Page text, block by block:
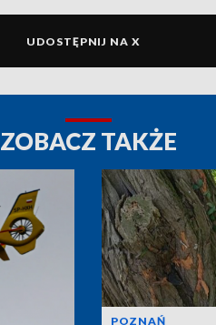
UDOSTĘPNIJ NA X
ZOBACZ TAKŻE
POZNAŃ